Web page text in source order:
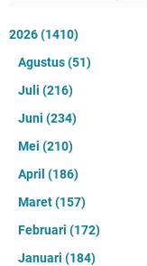
2026(1410)
Agustus(51)
Juli (216)
Juni (234)
Mei (210)
April (186)
Maret(157)
Februari (172)
Januari (184)